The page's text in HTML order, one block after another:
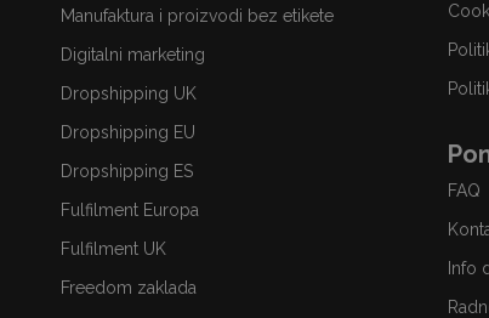
Manufaktura i proizvodi bez etikete
Digitalni marketing
Dropshipping UK
Dropshipping EU
Dropshipping ES
Fulfilment Europa
Fulfilment UK
Freedom zaklada
FAQ
Info